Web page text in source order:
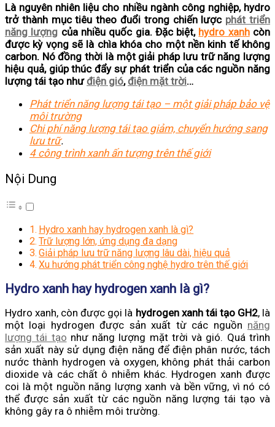
Là nguyên nhiên liệu cho nhiều ngành công nghiệp, hydro
trở thành mục tiêu theo đuổi trong chiến lược phát triển
năng lượng của nhiều quốc gia. Đặc biệt, hydro xanhcòn
được kỳ vọng sẽ là chìa khóa cho một nền kinh tế không
carbon. Nó đồng thời là một giải pháp lưu trữ năng lượng
hiệu quả, giúp thúc đẩy sự phát triển của các nguồn năng
lượng tái tạo nhưđiện gió,điện mặt trời…
Phát triển năng lượng tái tạo – một giải pháp bảo vệ
môi trường
Chi phí năng lượng tái tạo giảm, chuyển hướng sang
lưu trữ.
4 công trình xanh ấn tượng trên thế giới
Nội Dung
Hydro xanh hay hydrogen xanh là gì?
Trữ lượng lớn, ứng dụng đa dạng
Giải pháp lưu trữ năng lượng lâu dài, hiệu quả
Xu hướng phát triển công nghệ hydro trên thế giới
Hydro xanh hay hydrogen xanh là gì?
Hydro xanh, còn được gọi là hydrogen xanh tái tạo GH2, là
một loại hydrogen được sản xuất từ các nguồn năng
lượng tái tạo như năng lượng mặt trời và gió. Quá trình
sản xuất này sử dụng điện năng để điện phân nước, tách
nước thành hydrogen và oxygen, không phát thải carbon
dioxide và các chất ô nhiễm khác. Hydrogen xanh được
coi là một nguồn năng lượng xanh và bền vững, vì nó có
thể được sản xuất từ các nguồn năng lượng tái tạo và
không gây ra ô nhiễm môi trường.